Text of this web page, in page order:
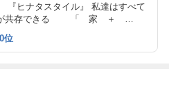
タイル』 私達はすべて
きる 「 家 ＋
す。
位